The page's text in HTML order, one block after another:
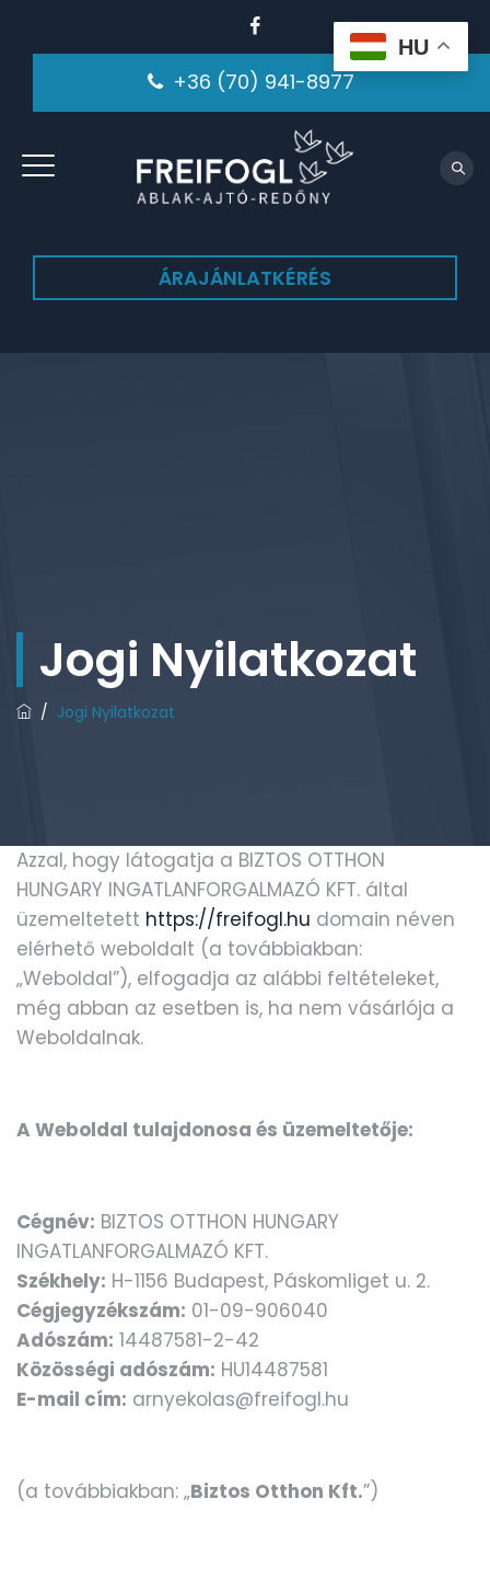
+36 (70) 941-8977
ÁRAJÁNLATKÉRÉS
Jogi Nyilatkozat
/ Jogi Nyilatkozat
Azzal, hogy látogatja a BIZTOS OTTHON
HUNGARY INGATLANFORGALMAZÓ KFT. által
üzemeltetett https://freifogl.hu domain néven
elérhető weboldalt (a továbbiakban:
„Weboldal”), elfogadja az alábbi feltételeket,
még abban az esetben is, ha nem vásárlója a
Weboldalnak.
A Weboldal tulajdonosa és üzemeltetője:
Cégnév: BIZTOS OTTHON HUNGARY
INGATLANFORGALMAZÓ KFT.
Székhely: H-1156 Budapest, Páskomliget u. 2.
Cégjegyzékszám: 01-09-906040
Adószám: 14487581-2-42
Közösségi adószám: HU14487581
E-mail cím: arnyekolas@freifogl.hu
(a továbbiakban: „Biztos Otthon Kft.”)
HU